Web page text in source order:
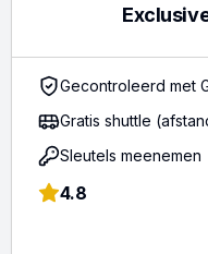
Gecontroleerd met
Gratis shuttle
Sleutels meenemen
4.8